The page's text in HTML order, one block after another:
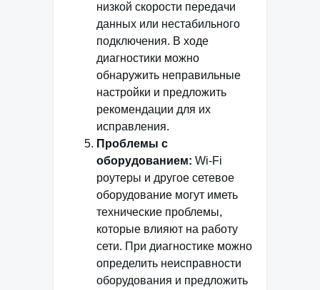
низкой скорости передачи
данных или нестабильного
подключения. В ходе
диагностики можно
обнаружить неправильные
настройки и предложить
рекомендации для их
исправления.
Проблемы с
оборудованием: Wi-Fi
роутеры и другое сетевое
оборудование могут иметь
технические проблемы,
которые влияют на работу
сети. При диагностике можно
определить неисправности
оборудования и предложить